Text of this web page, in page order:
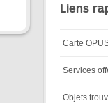
Liens
Carte
Services
Objets